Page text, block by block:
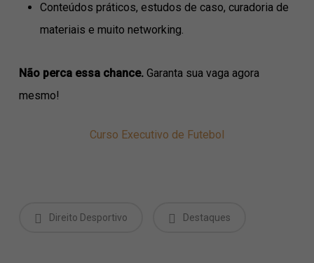
Conteúdos práticos, estudos de caso, curadoria de
materiais e muito networking.
Não perca essa chance.Garanta sua vaga agora
mesmo!
Curso Executivo de Futebol
Direito Desportivo Destaques